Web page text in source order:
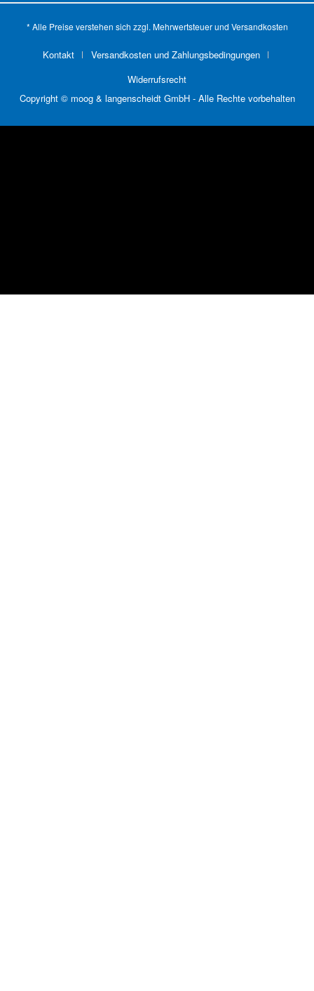
* Alle Preise verstehen sich zzgl. Mehrwertsteuer und Versandkosten
Kontakt
Versandkosten und Zahlungsbedingungen
Widerrufsrecht
Copyright © moog & langenscheidt GmbH - Alle Rechte vorbehalten